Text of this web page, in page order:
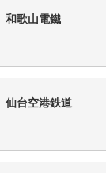
和歌山電鐵
仙台空港鉄道